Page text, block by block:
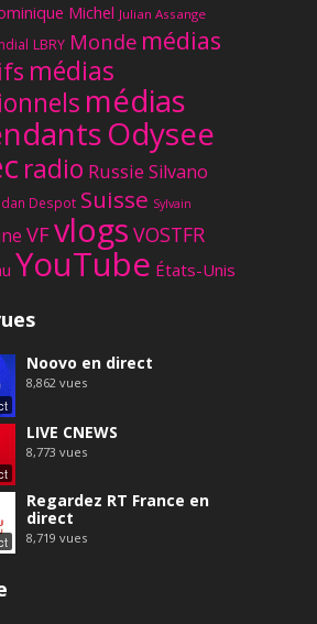
Michel Julian Assange
LBRY Monde médias
médias
médias
Odysee
radio Russie Silvano
Despot Suisse Sylvain
VFvlogs VOSTFR
YouTube États-Unis
Noovo en direct
8,862 vues
LIVE CNEWS
8,773 vues
Regardez RT France en
direct
8,719 vues